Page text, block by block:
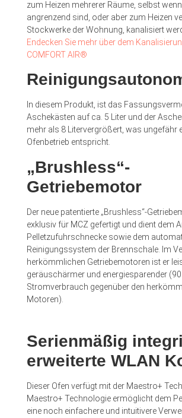
zum Heizen mehrerer Räume, selbst
angrenzend sind, oder aber zum Heizen
Stockwerke der Wohnung, kanalisiert
Endecken Sie mehr über dem
COMFORT AIR®
In diesem Produkt, ist das
Aschekästen auf ca. 5 Liter und der
mehr als 8 Litervergrößert, was ungefähr
Ofenbetrieb entspricht.
„Brushless“-
Getriebemotor
Der neue patentierte „Brushless“-
exklusiv für MCZ gefertigt und dient dem
Pelletzufuhrschnecke sowie dem
Reinigungssystem der Brennschale. Im
herkömmlichen Getriebemotoren ist er
geräuschärmer und energiesparender
Stromverbrauch gegenüber den
Motoren).
Serienmäßig
erweiterte WLAN
Dieser Ofen verfügt mit der Maestro+
Maestro+ Technologie ermöglicht dem
eine noch einfachere und intuitivere